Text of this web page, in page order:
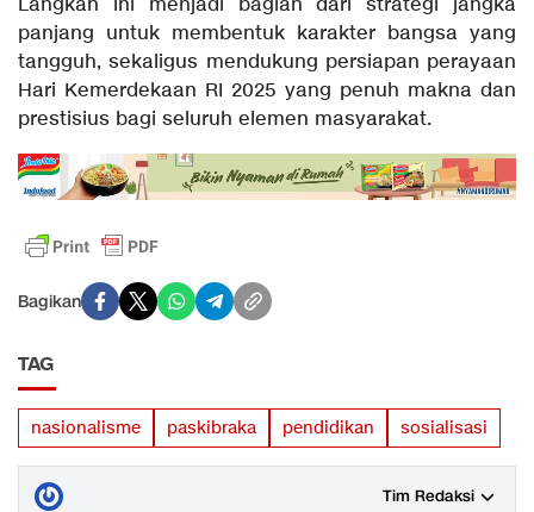
Langkah ini menjadi bagian dari strategi jangka
panjang untuk membentuk karakter bangsa yang
tangguh, sekaligus mendukung persiapan perayaan
Hari Kemerdekaan RI 2025 yang penuh makna dan
prestisius bagi seluruh elemen masyarakat.
Bagikan
TAG
nasionalisme paskibraka pendidikan sosialisasi
Tim Redaksi